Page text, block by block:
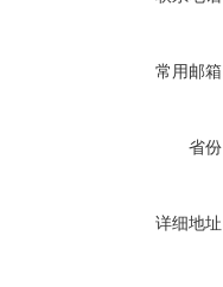
常用邮
省
详细地